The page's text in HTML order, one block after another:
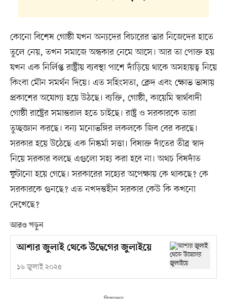
কোনো বিশেষ গোষ্ঠী যখন অন্যদের বিচারের ভার নিজেদের হাতে
তুলে নেয়, তখন সমাজে অন্ধকার নেমে আসে। আর তা পোক্ত হয়
যখন এক নির্লিপ্ত রাষ্ট্রীয় ব্যবস্থা পাশে দাঁড়িয়ে থাকে অসহায়ত্ব নিয়ে
কিংবা মৌন সমর্থন দিয়ে। এত সহিংসতা, ক্লেদ এবং ক্ষোভ ভাষায়
প্রকাশের অযোগ্য হয়ে উঠছে। ব্যক্তি, গোষ্ঠী, কায়েমি স্বার্থবাদী
গোষ্ঠী রাষ্ট্রের সমান্তরাল হতে চাইছে। রাষ্ট্র ও সরকারকে তারা
তুচ্ছজ্ঞান করছে। বন্য মনোভঙ্গির লকলকে জিব বের করছে।
সরকার হয়ে উঠেছে এক নিষ্কর্মা সত্তা। বিষাক্ত দাঁতের তীব্র স্বাদ
নিয়ে সরকার বলছে এগুলো সহ্য করা হবে না। অথচ বিষদাঁত
ফুটানো হয়ে গেছে। সরকারের সহ্যের অপেক্ষায় কে থাকছে? কে
সরকারকে গুনছে? এত নখদন্তহীন সরকার কেউ কি কখনো
দেখেছে?
আরও পড়ুন
আশার জুলাই থেকে উদ্বেগের জুলাইয়ে
১৬ জুলাই ২০২৫